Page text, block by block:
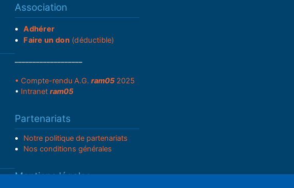
Association
Adhérer
Faire un don(déductible)
• Compte-rendu A.G. ram052025
• Intranet ram05
Partenariats
Notre politique de partenariats
Nos conditions générales
Mentions légales